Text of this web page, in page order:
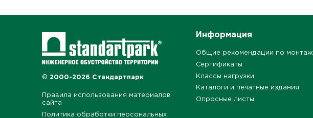
© 2000-2026 Стандартпарк
Правила использования материалов
сайта
Политика обработки персональных
Информация
Общие рекомендации по
Сертификаты
Классы нагрузки
Каталоги и печатные издания
Опросные листы